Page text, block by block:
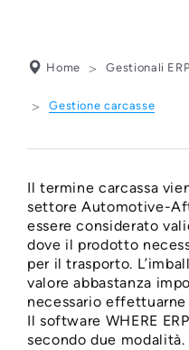
Home Gestionali ERP
Gestione carcasse
Il termine carcassa
settore Automotive-
essere considerato
dove il prodotto
per il trasporto.
valore abbastanza
necessario
Il software WHERE
secondo due modalità.